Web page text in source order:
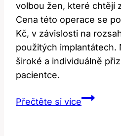
volbou žen, které chtějí
Cena této operace se
Kč, v závislosti na
použitých implantátech.
široké a individuálně
pacientce.
Přečtěte si vícePlastická